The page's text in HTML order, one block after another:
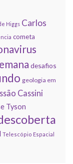
Higgs Carlos
cometa
desafios
geologia em
Cassini
Tyson
Telescópio Espacial